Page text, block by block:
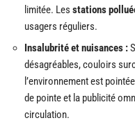
limitée. Les stations
usagers réguliers.
Insalubrité et nuisances :
désagréables, couloirs
l’environnement est
de pointe et la publicité
circulation.